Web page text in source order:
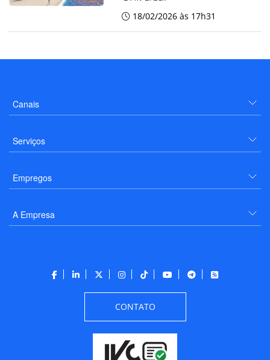
18/02/2026 às 17h31
Canais
Serviços
Empregos
A Empresa
CONTATO